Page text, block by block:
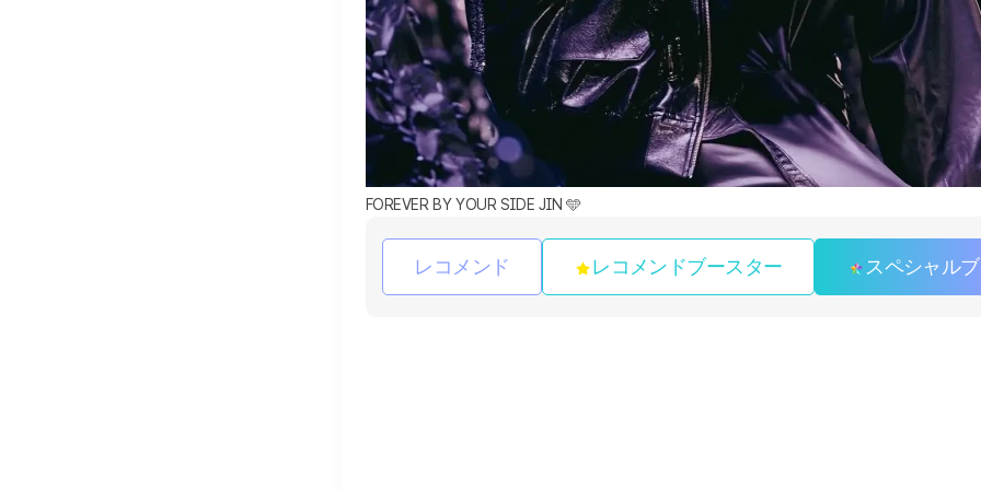
FOREVER BY YOUR SIDE JIN 🩵
レコメンド レコメンドブースター スペシャル